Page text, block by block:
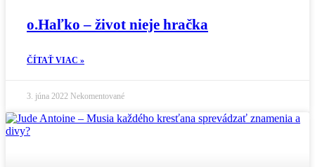
o.Haľko – život nieje hračka
ČÍTAŤ VIAC »
3. júna 2022 Nekomentované